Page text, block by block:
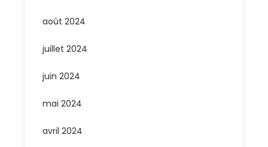
août 2024
juillet 2024
juin 2024
mai 2024
avril 2024